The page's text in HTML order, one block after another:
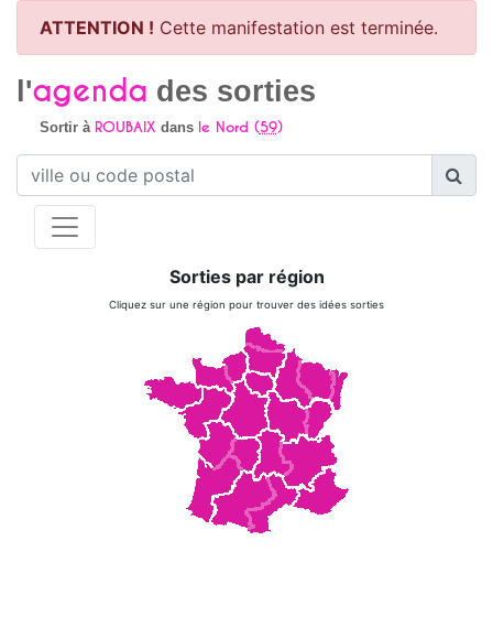
ATTENTION ! Cette manifestation est terminée.
l'agenda des sorties
Sortir à ROUBAIX dans le Nord (59)
Sorties par région
Cliquez sur une région pour trouver des idées sorties